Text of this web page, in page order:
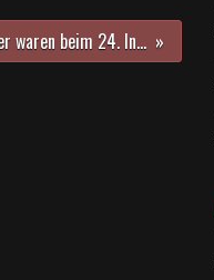
80 Teilnehmer waren beim 24. Info-Gang Gemeinde Veitshöchheim nachhaltig beeindruckt - Station 1: Neubau der Energieversorgung